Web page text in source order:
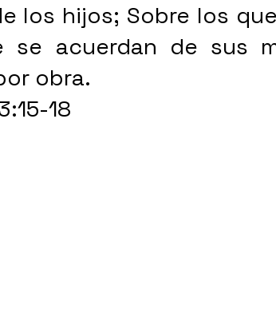
los hijos; Sobre los
se acuerdan de sus
obra.
18